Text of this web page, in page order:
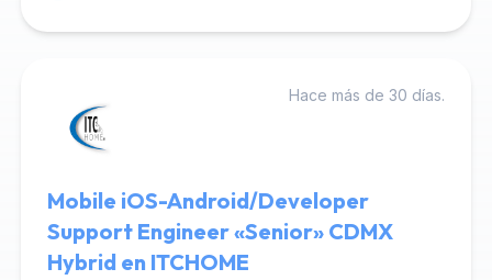
Hace más de 30 días.
Mobile iOS-Android/Developer
Support Engineer «Senior» CDMX
Hybrid en ITCHOME